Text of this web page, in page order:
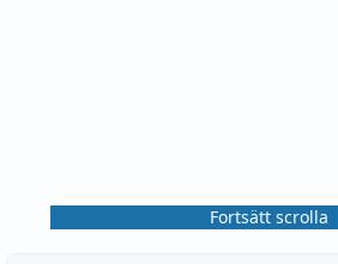
Fortsätt scrolla